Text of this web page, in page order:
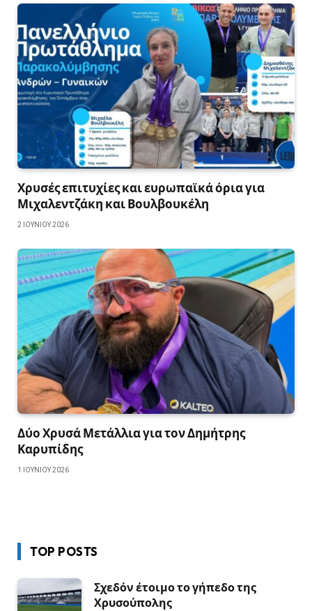
Χρυσές επιτυχίες και ευρωπαϊκά όρια για
Μιχαλεντζάκη και Βουλβουκέλη
2 ΙΟΥΝΊΟΥ 2026
Δύο Χρυσά Μετάλλια για τον Δημήτρης
Καρυπίδης
1 ΙΟΥΝΊΟΥ 2026
TOP POSTS
Σχεδόν έτοιμο το γήπεδο της
Χρυσούπολης